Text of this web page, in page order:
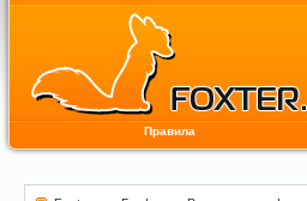
Правила